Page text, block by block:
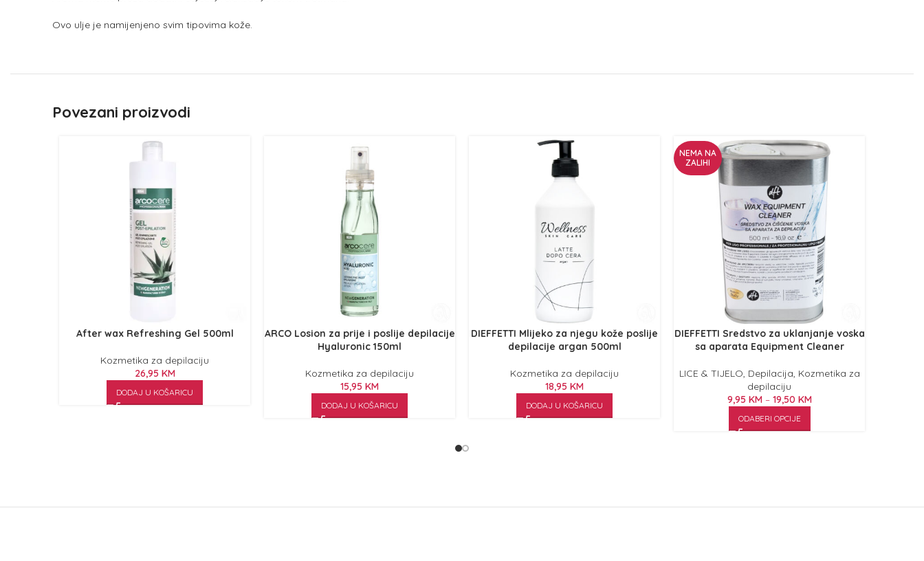
Ovo ulje je namijenjeno svim tipovima kože.
Povezani proizvodi
After wax Refreshing Gel 500ml
Kozmetika za depilaciju
26,95 KM
DODAJ U KOŠARICU
ARCO Losion za prije i poslije depilacije
Hyaluronic 150ml
Kozmetika za depilaciju
15,95 KM
DODAJ U KOŠARICU
DIEFFETTI Mlijeko za njegu kože poslije
depilacije argan 500ml
Kozmetika za depilaciju
18,95 KM
DODAJ U KOŠARICU
NEMA NA
ZALIHI
DIEFFETTI Sredstvo za uklanjanje voska
sa aparata Equipment Cleaner
LICE & TIJELO, Depilacija, Kozmetika za
depilaciju
9,95 KM– 19,50 KM
ODABERI OPCIJE